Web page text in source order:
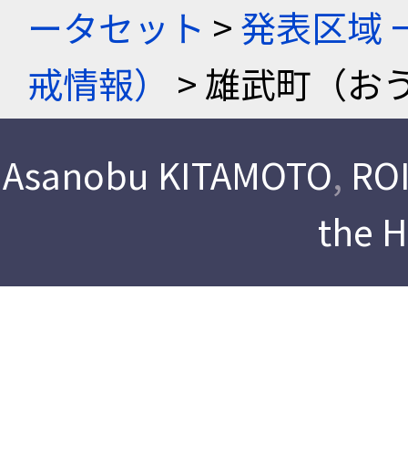
ータセット >発表区域
戒情報）
> 雄武町（お
Asanobu KITAMOTO,
the